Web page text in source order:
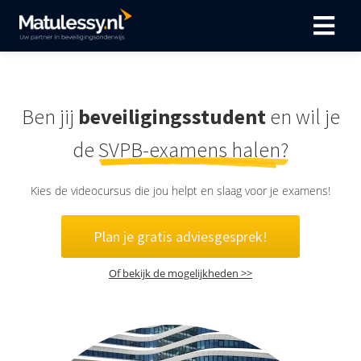
Ben jij beveiligingsstudenten wil je
de SVPB-examens halen?
Kies de videocursus die jou helpt en slaag voor je examens!
Plan je gratis adviesgesprek!
Of bekijk de mogelijkheden >>